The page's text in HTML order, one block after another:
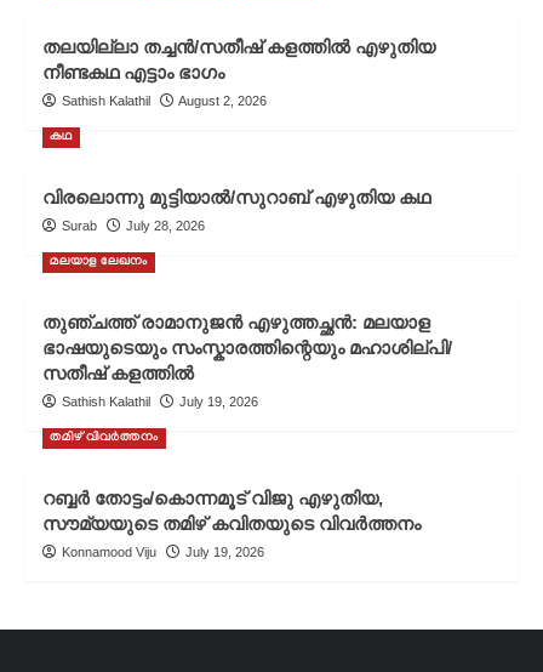
തലയില്ലാ തച്ചൻ/സതീഷ് കളത്തിൽ എഴുതിയ
നീണ്ടകഥ എട്ടാം ഭാഗം
Sathish Kalathil August 2, 2026
കഥ
വിരലൊന്നു മുട്ടിയാൽ/സുറാബ് എഴുതിയ കഥ
Surab July 28, 2026
മലയാള ലേഖനം
തുഞ്ചത്ത് രാമാനുജൻ എഴുത്തച്ഛൻ: മലയാള
ഭാഷയുടെയും സംസ്കാരത്തിന്റെയും മഹാശില്പി/
സതീഷ് കളത്തിൽ
Sathish Kalathil July 19, 2026
തമിഴ് വിവർത്തനം
റബ്ബർ തോട്ടം/കൊന്നമൂട് വിജു എഴുതിയ,
സൗമ്യയുടെ തമിഴ് കവിതയുടെ വിവർത്തനം
Konnamood Viju July 19, 2026